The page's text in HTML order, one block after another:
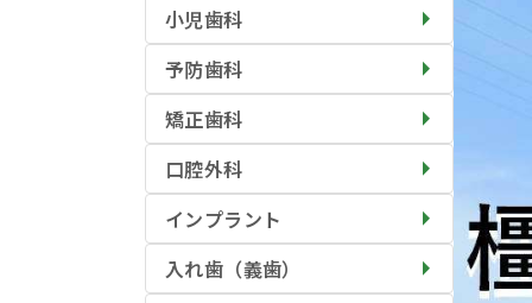
小児歯科
予防歯科
矯正歯科
口腔外科
インプラント
入れ歯（義歯）